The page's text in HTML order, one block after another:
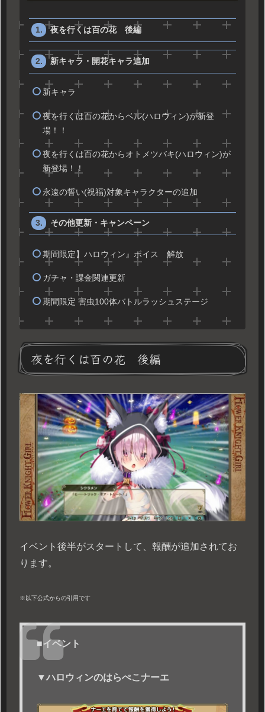
夜を行くは百の花 後編
新キャラ・開花キャラ追加
新キャラ
夜を行くは百の花からベル(ハロウィン)が新登
場！！
夜を行くは百の花からオトメツバキ(ハロウィン)が
新登場！！
永遠の誓い(祝福)対象キャラクターの追加
その他更新・キャンペーン
期間限定】ハロウィン』ボイス 解放
ガチャ・課金関連更新
期間限定 害虫100体バトルラッシュステージ
夜を行くは百の花 後編
イベント後半がスタートして、報酬が追加されてお
ります。
※以下公式からの引用です
■イベント
▼ハロウィンのはらぺこナーエ